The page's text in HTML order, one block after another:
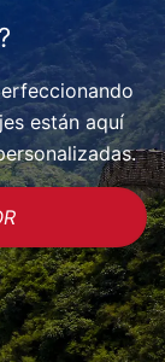
están aquí